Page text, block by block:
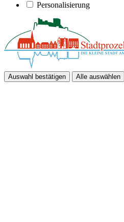
Personalisierung
Auswahl bestätigen Alle auswählen